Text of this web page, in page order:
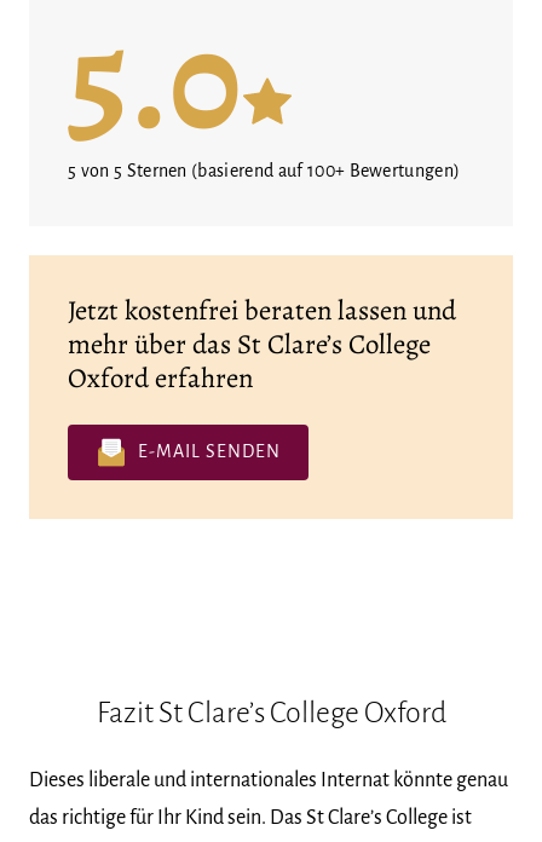
5.0
5 von 5 Sternen (basierend auf 100+ Bewertungen)
Jetzt kostenfrei beraten lassen und
mehr über das St Clare’s College
Oxford erfahren
E-MAIL SENDEN
Fazit St Clare’s College Oxford
Dieses liberale und internationales Internat könnte genau
das richtige für Ihr Kind sein. Das St Clare’s College ist